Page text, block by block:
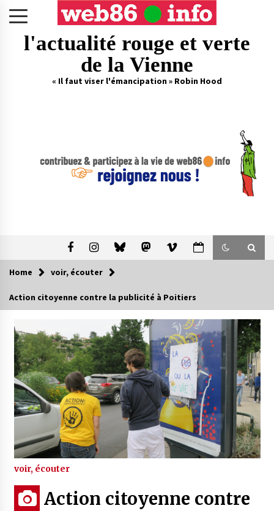
l'actualité rouge et verte
de la Vienne
« Il faut viser l'émancipation » Robin Hood
Home voir, écouter
Action citoyenne contre la publicité à Poitiers
voir, écouter
Action citoyenne contre